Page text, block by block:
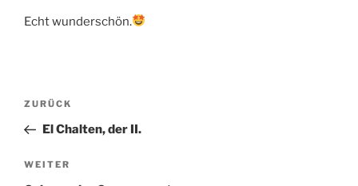
Echt wunderschön.
Beitragsnavigation
Vorheriger
Beitrag
ZURÜCK
El Chalten, der II.
Nächster
WEITER